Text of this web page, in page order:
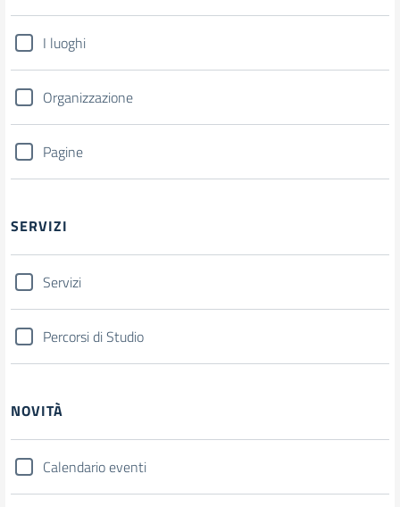
I luoghi
Organizzazione
Pagine
SERVIZI
Servizi
Percorsi di Studio
NOVITÀ
Calendario eventi